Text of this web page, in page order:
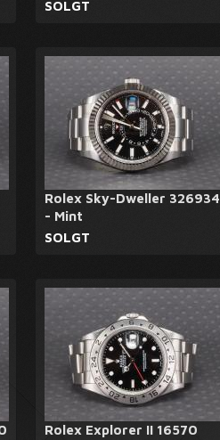
SOLGT
Rolex Sky-Dweller 326934
- Mint
SOLGT
Rolex Explorer II 16570